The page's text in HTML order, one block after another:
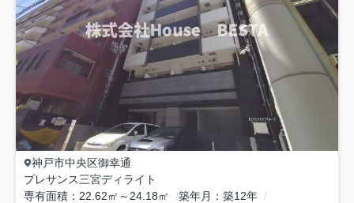
神戸市中央区御幸通
プレサンス三宮ディライト
専有面積
22.62㎡～24.18㎡ 築年月
築12年